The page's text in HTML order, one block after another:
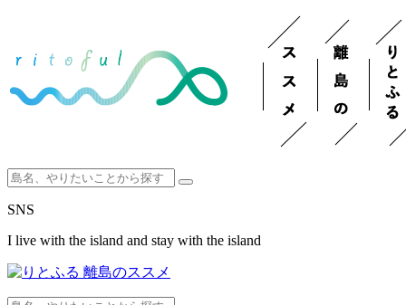
SNS
I live with the island and stay with the island